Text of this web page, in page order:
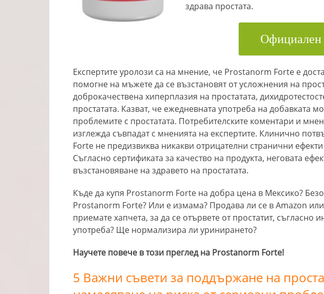
здрава простата.
Официален
Експертите уролози са на мнение, че Prostanorm Forte е
помогне на мъжете да се възстановят от усложнения на
доброкачествена хиперплазия на простатата,
простатата. Казват, че ежедневната употреба на добавката
проблемите с простатата. Потребителските коментари и
изглежда съвпадат с мненията на експертите. Клинично
Forte не предизвиква никакви отрицателни странични
Съгласно сертификата за качество на продукта, неговата
възстановяване на здравето на простатата.
Къде да купя Prostanorm Forte на добра цена в Мексико?
Prostanorm Forte? Или е измама? Продава ли се в Amazon
приемате хапчета, за да се отървете от простатит, съгласно
употреба? Ще нормализира ли уринирането?
Научете повече в този преглед на Prostanorm Forte!
5 Важни съвети за поддържане на